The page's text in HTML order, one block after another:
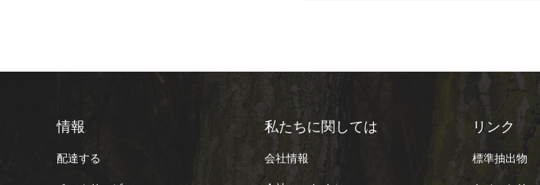
情報
配達する
私たちに関しては
会社情報
リンク
標準抽出物